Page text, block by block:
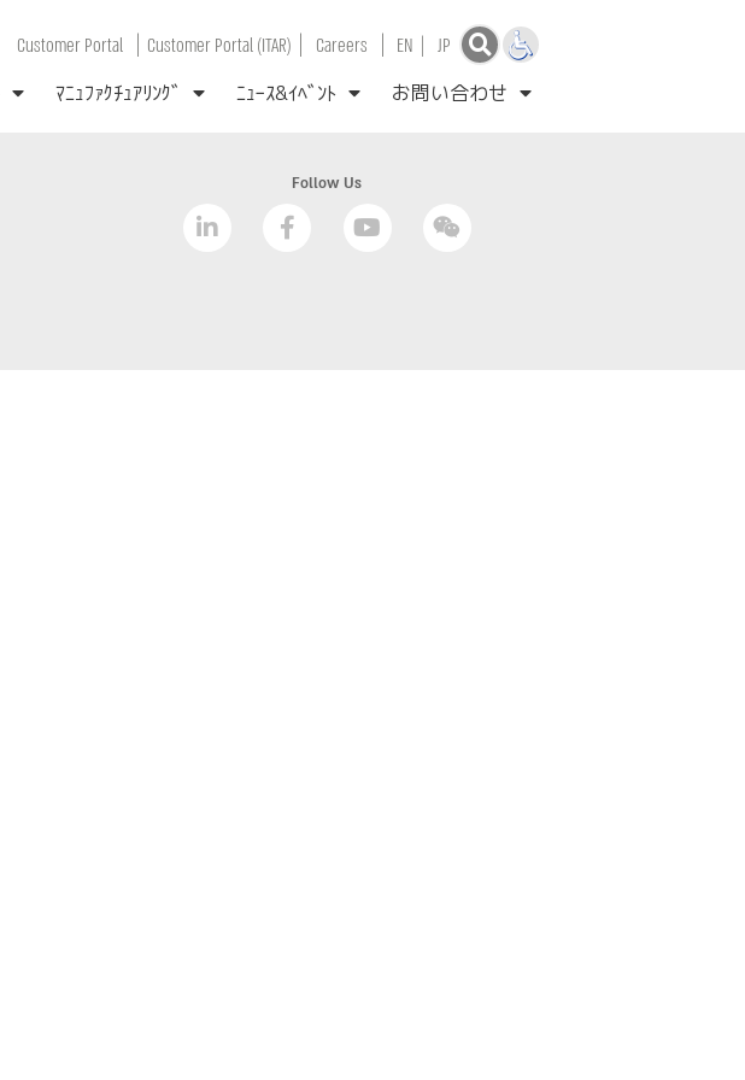
Customer Portal| Customer Portal (ITAR) | Careers | EN | JP
ﾏﾆｭﾌｧｸﾁｭｱﾘﾝｸﾞ ﾆｭｰｽ&ｲﾍﾞﾝﾄ お問い合わせ
Follow Us